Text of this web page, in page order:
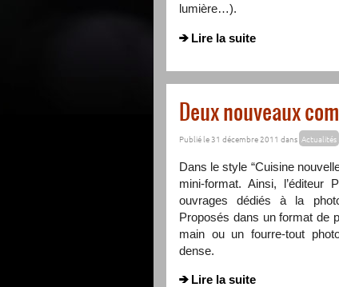
lumière…).
Lire la suite
Deux nouveaux
Publié le 31 décembre 2011 dans Actualités
Dans le style “Cuisine
mini-format. Ainsi, l’éditeur
ouvrages dédiés à la
Proposés dans un format de
main ou un fourre-tout
dense.
Lire la suite